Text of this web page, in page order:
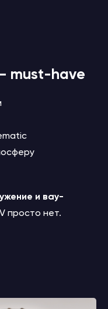
must-have
и вау-
просто нет.